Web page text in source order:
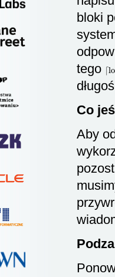
bloki
tego ⌈
Co
Aby